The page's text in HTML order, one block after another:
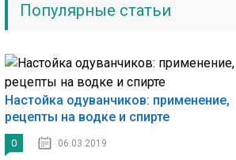
Популярные статьи
Настойка одуванчиков: применение,
рецепты на водке и спирте
0 06.03.2019